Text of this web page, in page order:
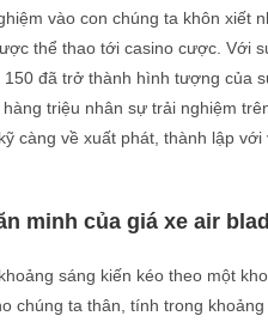
vào con chúng ta khôn xiết
thể thao tới casino cược. Với
đã trở thành hình tượng của
triệu nhân sự trải nghiệm
càng về xuất phát, thành lập
minh của giá xe air
sáng kiến kéo theo một
chúng ta thân, tính trong